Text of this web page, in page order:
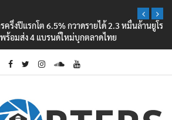
รึ่งปีแรกโต 6.5% กวาดรายได้ 2.3 หมื่นล้านยูโร
ร้อมส่ง 4 แบรนด์ใหม่บุกตลาดไทย